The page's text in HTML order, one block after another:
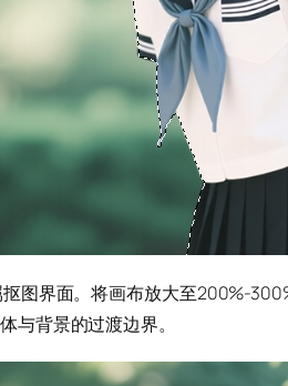
抠图界面。将画布放大至200%-
与背景的过渡边界。